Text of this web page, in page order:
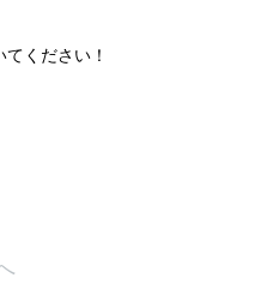
ください！